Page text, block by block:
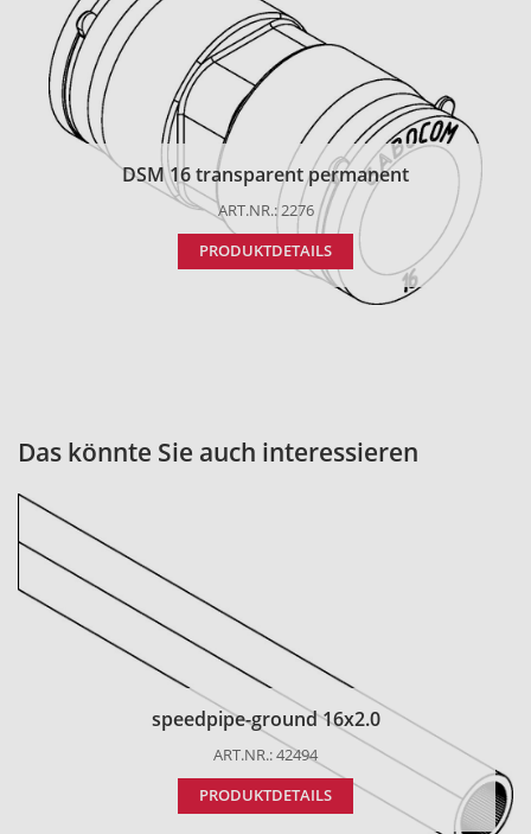
DSM 16 transparent permanent
ART.NR.: 2276
PRODUKTDETAILS
Das könnte Sie auch interessieren
speedpipe-ground 16x2.0
ART.NR.: 42494
PRODUKTDETAILS